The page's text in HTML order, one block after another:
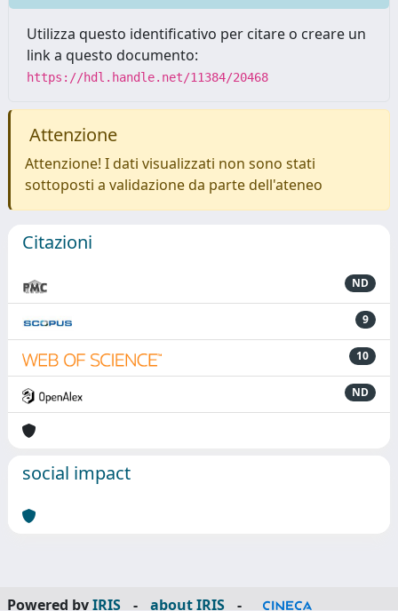
Utilizza questo identificativo per citare o creare un
link a questo documento:
https://hdl.handle.net/11384/20468
Attenzione
Attenzione! I dati visualizzati non sono stati
sottoposti a validazione da parte dell'ateneo
Citazioni
ND
9
10
ND
social impact
Powered byIRIS - about IRIS -